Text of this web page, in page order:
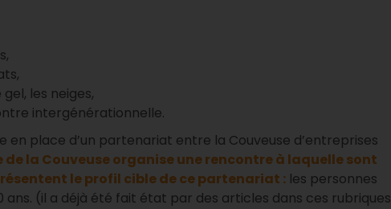
les neiges,
intergénérationnelle.
en place d’un partenariat entre la Couveuse d’entreprises
de la Couveuse organise une rencontre à laquelle sont
le profil cible de ce partenariat : les personnes
ans. (il a déjà été fait état par des articles dans ces rubriques